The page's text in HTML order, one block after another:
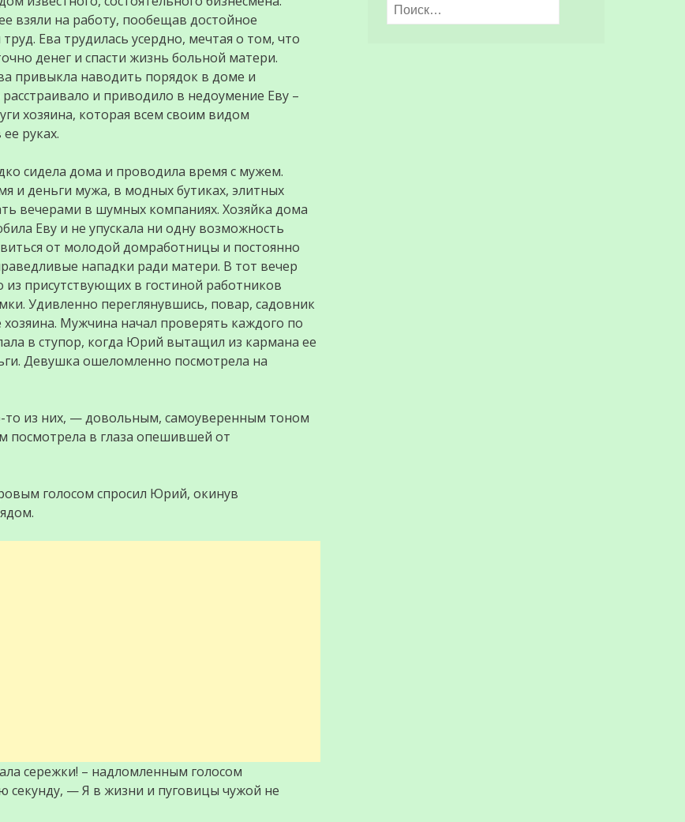
взяли на работу, пообещав достойное
Ева трудилась усердно, мечтая о том, что
денег и спасти жизнь больной матери.
привыкла наводить порядок в доме и
и приводило в недоумение Еву –
хозяина, которая всем своим видом
руках.
сидела дома и проводила время с мужем.
и деньги мужа, в модных бутиках, элитных
вечерами в шумных компаниях. Хозяйка дома
Еву и не упускала ни одну возможность
от молодой домработницы и постоянно
нападки ради матери. В тот вечер
присутствующих в гостиной работников
Удивленно переглянувшись, повар, садовник
Мужчина начал проверять каждого по
в ступор, когда Юрий вытащил из кармана ее
Девушка ошеломленно посмотрела на
то из них, — довольным, самоуверенным тоном
посмотрела в глаза опешившей от
голосом спросил Юрий, окинув
сережки! – надломленным голосом
секунду, — Я в жизни и пуговицы чужой не
Найти: